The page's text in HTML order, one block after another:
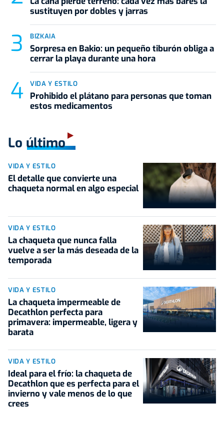
sustituyen por dobles y jarras
BIZKAIA
Sorpresa en Bakio: un pequeño tiburón obliga a
cerrar la playa durante una hora
VIDA Y ESTILO
Prohibido el plátano para personas que toman
estos medicamentos
Lo último
VIDA Y ESTILO
El detalle que convierte una
chaqueta normal en algo especial
VIDA Y ESTILO
La chaqueta que nunca falla
vuelve a ser la más deseada de la
temporada
VIDA Y ESTILO
La chaqueta impermeable de
Decathlon perfecta para
primavera: impermeable, ligera y
barata
VIDA Y ESTILO
Ideal para el frío: la chaqueta de
Decathlon que es perfecta para el
invierno y vale menos de lo que
crees